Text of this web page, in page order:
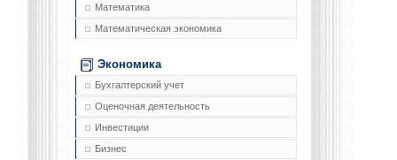
Математика
Математическая экономика
Экономика
Бухгалтерский учет
Оценочная деятельность
Инвестиции
Бизнес